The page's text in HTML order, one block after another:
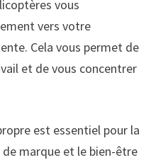
vous
vers votre
Cela vous permet de
et de vous concentrer
est essentiel pour la
marque et le bien-être